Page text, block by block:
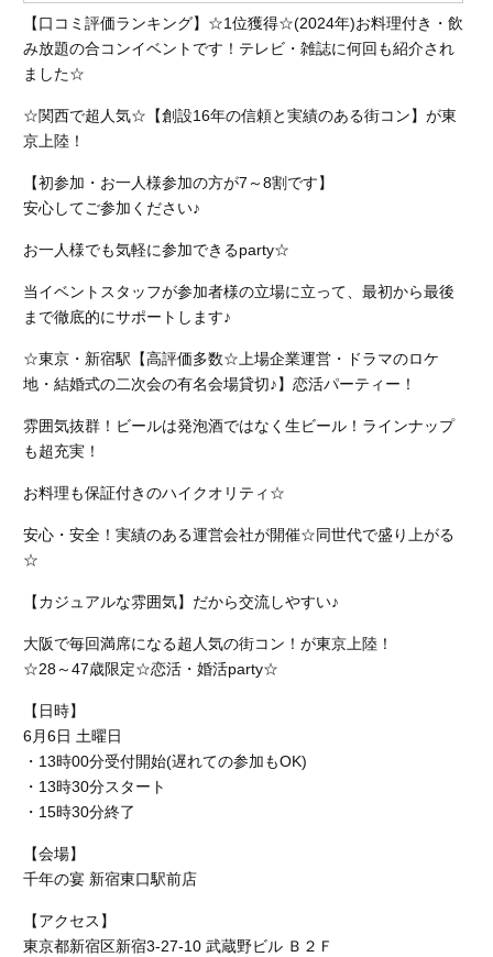
【口コミ評価ランキング】☆1位獲得☆(2024年)お料理付き・飲
み放題の合コンイベントです！テレビ・雑誌に何回も紹介され
ました☆
☆関西で超人気☆【創設16年の信頼と実績のある街コン】が東
京上陸！
【初参加・お一人様参加の方が7～8割です】
安心してご参加ください♪
お一人様でも気軽に参加できるparty☆
当イベントスタッフが参加者様の立場に立って、最初から最後
まで徹底的にサポートします♪
☆東京・新宿駅【高評価多数☆上場企業運営・ドラマのロケ
地・結婚式の二次会の有名会場貸切♪】恋活パーティー！
雰囲気抜群！ビールは発泡酒ではなく生ビール！ラインナップ
も超充実！
お料理も保証付きのハイクオリティ☆
安心・安全！実績のある運営会社が開催☆同世代で盛り上がる
☆
【カジュアルな雰囲気】だから交流しやすい♪
大阪で毎回満席になる超人気の街コン！が東京上陸！
☆28～47歳限定☆恋活・婚活party☆
【日時】
6月6日 土曜日
・13時00分受付開始(遅れての参加もOK)
・13時30分スタート
・15時30分終了
【会場】
千年の宴 新宿東口駅前店
【アクセス】
東京都新宿区新宿3-27-10 武蔵野ビル Ｂ２Ｆ